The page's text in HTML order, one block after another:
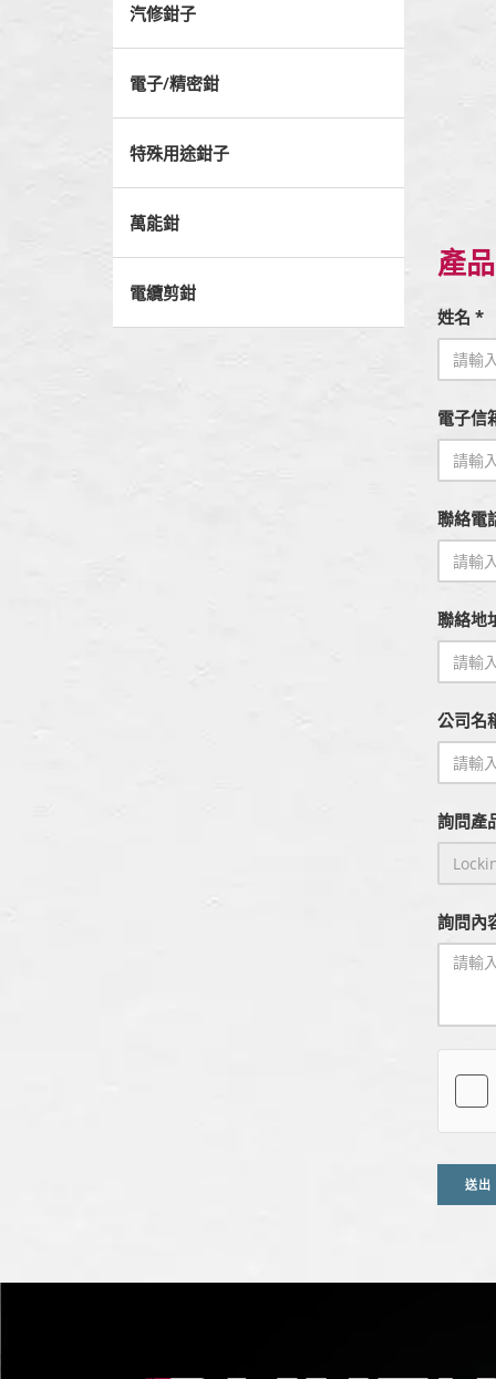
汽修鉗子
電子/精密鉗
特殊用途鉗子
萬能鉗
電纜剪鉗
產
姓名 *
電子信
聯絡電
聯絡地
公司名
詢問產
詢問內
送出